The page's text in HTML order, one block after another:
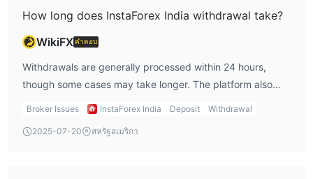
การดำเนินการ เลเวอเรจ และด้านอื่น ๆ
แพลตฟอร์มให้เลือกตัวเลือกเลเวอเรจตั้งแต่ 1:1 ถึง 1:1000 เลเวอเรจสูง
สามารถขยายผลตอบแทนที่เป็นไปได้สำหรับนักลงทุน แต่ในเวลา
เดียวกันก็เพิ่มความเสี่ยง
แพลตฟอร์มการเทรด
How long does InstaForex India withdrawal take?
WikiFXคำตอบ
Withdrawals are generally processed within 24 hours,
though some cases may take longer. The platform also
requires using the same method for both deposit and
Broker Issues InstaForex India Deposit Withdrawal
2025-07-20 สหรัฐอเมริกา